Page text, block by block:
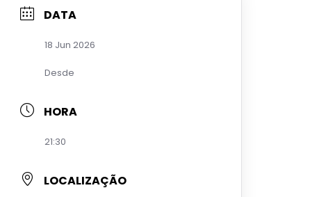
DATA
18 Jun 2026
Desde
HORA
21:30
LOCALIZAÇÃO